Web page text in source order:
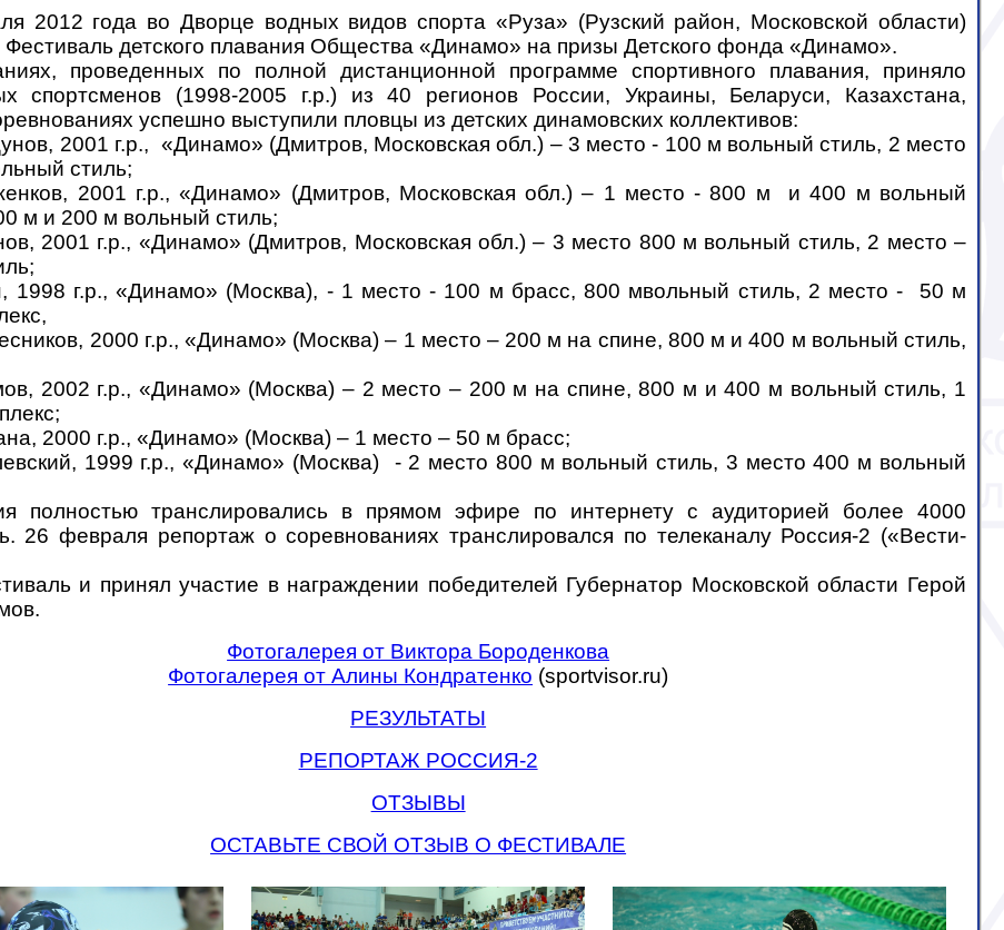
2012 года во Дворце водных видов спорта «Руза» (Рузский район, Московской области)
детского плавания Общества «Динамо» на призы Детского фонда «Динамо».
проведенных по полной дистанционной программе спортивного плавания, приняло
спортсменов (1998-2005 г.р.) из 40 регионов России, Украины, Беларуси, Казахстана,
успешно выступили пловцы из детских динамовских коллективов:
2001 г.р., «Динамо» (Дмитров, Московская обл.) – 3 место - 100 м вольный стиль, 2 место
стиль;
2001 г.р., «Динамо» (Дмитров, Московская обл.) – 1 место - 800 м
и 400 м вольный
м и 200 м вольный стиль;
2001 г.р., «Динамо» (Дмитров, Московская обл.) – 3 место 800 м вольный стиль, 2 место –
1998 г.р., «Динамо» (Москва), - 1 место - 100 м брасс, 800 мвольный стиль, 2 место -
50 м
2000 г.р., «Динамо» (Москва) – 1 место – 200 м на спине, 800 м и 400 м вольный стиль,
2002 г.р., «Динамо» (Москва) – 2 место – 200 м на спине, 800 м и 400 м вольный стиль, 1
2000 г.р., «Динамо» (Москва) – 1 место – 50 м брасс;
1999 г.р., «Динамо» (Москва)
- 2 место 800 м вольный стиль, 3 место 400 м вольный
полностью транслировались в прямом эфире по интернету с аудиторией более 4000
26 февраля репортаж о соревнованиях транслировался по телеканалу Россия-2 («Вести-
и принял участие в награждении победителей Губернатор Московской области Герой
Фотогалерея от Виктора Бороденкова
Фотогалерея от Алины Кондратенко (sportvisor.ru)
РЕЗУЛЬТАТЫ
РЕПОРТАЖ РОССИЯ-2
ОТЗЫВЫ
ОСТАВЬТЕ СВОЙ ОТЗЫВ О ФЕСТИВАЛЕ